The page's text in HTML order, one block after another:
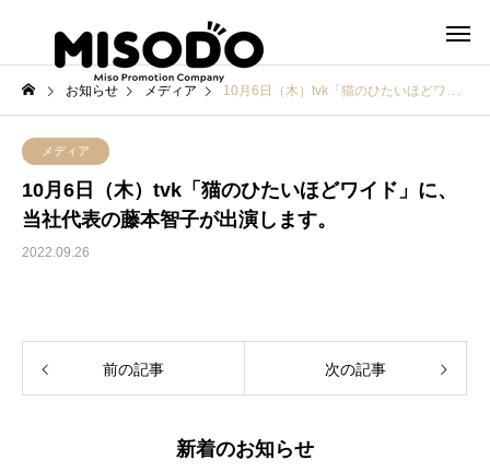
お知らせ メディア 10月6日（木）tvk「猫のひたいほどワイド」に、当社代表の藤本智子が出演します。
メディア
10月6日（木）tvk「猫のひたいほどワイド」に、
当社代表の藤本智子が出演します。
2022.09.26
前の記事 次の記事
新着のお知らせ